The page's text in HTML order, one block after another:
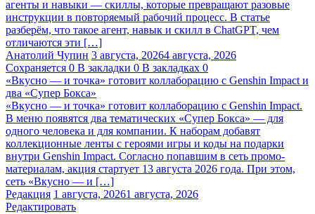
агенты и навыки — скиллы, которые превращают разовые
инструкции в повторяемый рабочий процесс. В статье
разберём, что такое агент, навык и скилл в ChatGPT, чем
отличаются эти […]
Анатолий Чупин 3 августа, 20264 августа, 2026
Сохраняется 0 В закладки 0 В закладках 0
«Вкусно — и точка» готовит коллаборацию с Genshin Impact и
два «Супер Бокса»
«Вкусно — и точка» готовит коллаборацию с Genshin Impact.
В меню появятся два тематических «Супер Бокса» — для
одного человека и для компании. К наборам добавят
коллекционные ленты с героями игры и коды на подарки
внутри Genshin Impact. Согласно попавшим в сеть промо-
материалам, акция стартует 13 августа 2026 года. При этом,
сеть «Вкусно — и […]
Редакция 1 августа, 20261 августа, 2026
Редактировать